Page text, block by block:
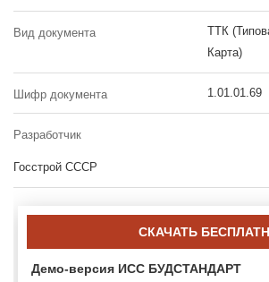
Вид документа
ТТК
Карта)
Шифр документа 1.01.01.69
Разработчик
Госстрой СССР
СКАЧАТЬ
Демо-версия ИСС БУДСТАНДАРТ